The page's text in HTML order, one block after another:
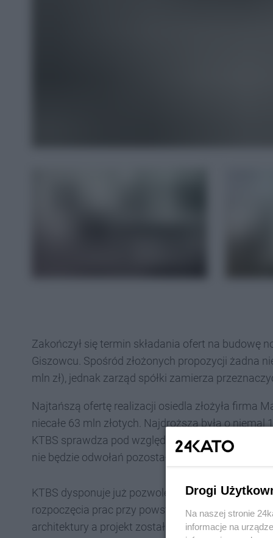
Zakończył się termin składania ofert na budowę
Giszowcu. Spośród złożonych propozycji żadna
mln zł), jednak zarząd spółki zamierza
Najtańszą ofertę realizacji osiedla złożyła firma
niecałe 63 mln złotych. Najdroższa była o
KTBS sprawdza pod względem formalnym
nie będzie odwołań pozostałych uczestników
KTBS dysponuje już pozwoleniem na budowę,
rozpoczęcia prac przy powstawaniu osiedla.
architektury a projekt został wyłoniony w
Drogi
Na naszej stronie
informacje na